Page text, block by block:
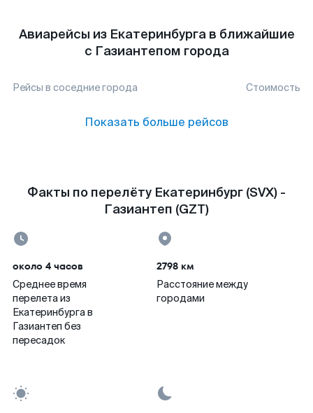
Авиарейсы из Екатеринбурга в ближайшие
с Газиантепом города
Рейсы в соседние города Стоимость
Показать больше рейсов
Факты по перелёту Екатеринбург (SVX) -
Газиантеп (GZT)
около 4 часов
Среднее время
перелета из
Екатеринбурга в
Газиантеп без
пересадок
2798 км
Расстояние между
городами